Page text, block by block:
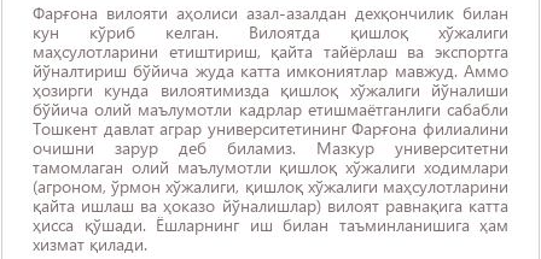
Фарғона вилояти аҳолиси азал-азалдан дехқончилик билан
кун кўриб келган. Вилоятда қишлоқ хўжалиги
маҳсулотларини етиштириш, қайта тайёрлаш ва экспортга
йўналтириш бўйича жуда катта имкониятлар мавжуд. Аммо
ҳозирги кунда вилоятимизда қишлоқ хўжалиги йўналиши
бўйича олий маълумотли кадрлар етишмаётганлиги сабабли
Тошкент давлат аграр университетининг Фарғона филиалини
очишни зарур деб биламиз. Мазкур университетни
тамомлаган олий маълумотли қишлоқ хўжалиги ходимлари
(агроном, ўрмон хўжалиги, қишлоқ хўжалиги маҳсулотларини
қайта ишлаш ва ҳоказо йўналишлар) вилоят равнақига катта
ҳисса қўшади. Ёшларнинг иш билан таъминланишига ҳам
хизмат қилади.